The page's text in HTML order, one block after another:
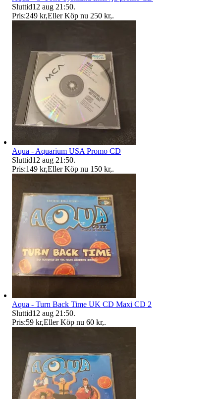
Sluttid12 aug 21:50.
Pris:249 kr,Eller Köp nu 250 kr,.
Aqua - Aquarium USA Promo CD
Sluttid12 aug 21:50.
Pris:149 kr,Eller Köp nu 150 kr,.
Aqua - Turn Back Time UK CD Maxi CD 2
Sluttid12 aug 21:50.
Pris:59 kr,Eller Köp nu 60 kr,.